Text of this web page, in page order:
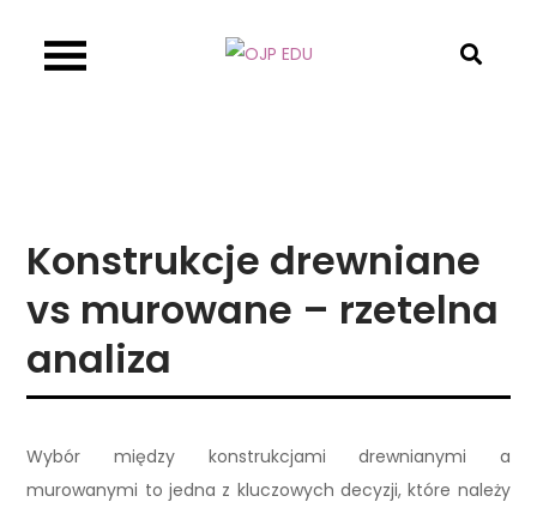
Konstrukcje drewniane
vs murowane – rzetelna
analiza
Wybór między konstrukcjami drewnianymi a
murowanymi to jedna z kluczowych decyzji, które należy